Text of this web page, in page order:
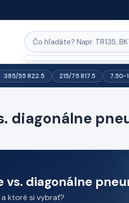
385/55 R22.5 215/75 R17.5 7.50-
diagonálne
vs. diagonálne
ktoré si vybrať?